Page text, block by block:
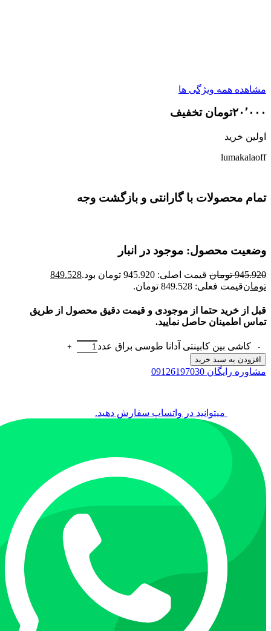
مشاهده همه ویژگی ها
۲۰٬۰۰۰تومان تخفیف
اولین خرید
lumakalaoff
تمام محصولات با گارانتی و بازگشت وجه
وضعیت محصول: موجود در انبار
945.920 تومان قیمت اصلی: 945.920 تومان بود.
849.528
تومانقیمت فعلی: 849.528 تومان.
قبل از خرید حتما از موجودی و قیمت دقیق محصول از طریق
تماس اطمینان حاصل نمایید.
کاشی بین کابینتی آدانا طوسی براق عدد
افزودن به سبد خرید
مشاوره رایگان 09126197030
میتوانید در واتساپ سفارش دهید.